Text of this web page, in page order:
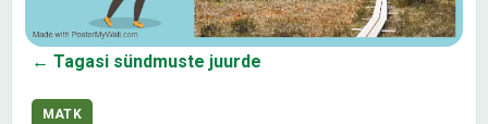
← Tagasi sündmuste juurde
MATK